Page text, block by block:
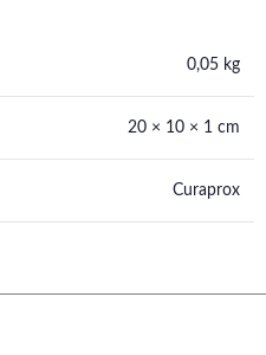
0,05 kg
20 × 10 × 1 cm
Curaprox